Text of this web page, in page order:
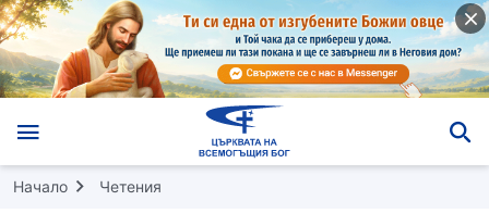
Начало Четения